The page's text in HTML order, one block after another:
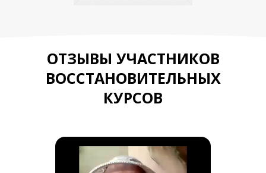
ОТЗЫВЫ УЧАСТНИКОВ
ВОССТАНОВИТЕЛЬНЫХ
КУРСОВ